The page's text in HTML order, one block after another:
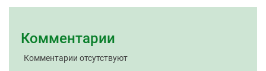
Комментарии
Комментарии отсутствуют